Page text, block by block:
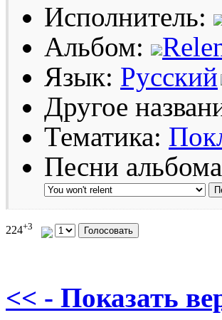
Исполнитель:
Альбом:
Язык: Русский
Другое
Тематика:
Песни
224+3
<< - Показать